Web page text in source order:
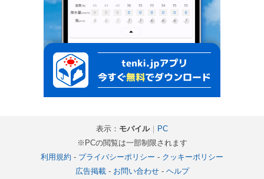
表示： モバイル｜ PC
※PCの閲覧は一部制限されます
利用規約 - プライバシーポリシー - クッキーポリシー
広告掲載- お問い合わせ- ヘルプ